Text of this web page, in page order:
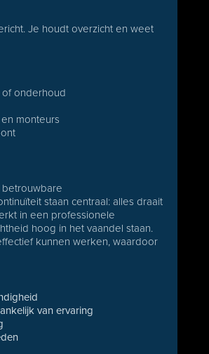
Je houdt overzicht en weet
of onderhoud
monteurs
staan centraal: alles draait
in een professionele
hoog in het vaandel staan.
kunnen werken, waardoor
van ervaring